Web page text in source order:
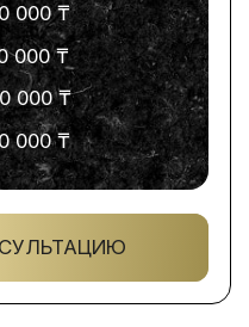
000 ₸
000 ₸
000 ₸
000 ₸